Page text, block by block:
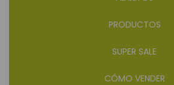
PRODUCTOS
SUPER SALE
CÓMO VENDER